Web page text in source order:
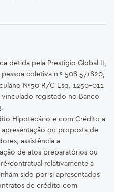
detida pela Prestigio Global II,
coletiva n.º 508 571820,
Nº50 R/C Esq. 1250-011
registado no Banco
.
Hipotecário e com Crédito a
ou proposta de
assistência a
de atos preparatórios ou
contratual relativamente a
sido por si apresentados
de crédito com